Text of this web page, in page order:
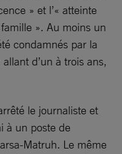
» et l’« atteinte
». Au moins un
condamnés par la
d’un à trois ans,
le journaliste et
à un poste de
Matruh. Le même